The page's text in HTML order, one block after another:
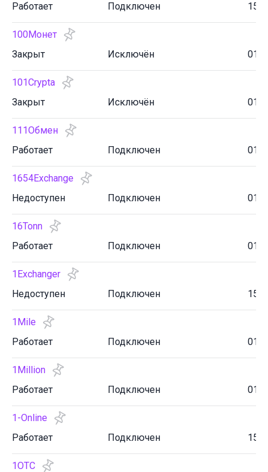
Работает
Подключен
100Монет
Закрыт
Исключён
101Crypta
Закрыт
Исключён
111Обмен
Работает
Подключен
1654Exchange
Недоступен
Подключен
16Tonn
Работает
Подключен
1Exchanger
Недоступен
Подключен
1Mile
Работает
Подключен
1Million
Работает
Подключен
1-Online
Работает
Подключен
1OTC